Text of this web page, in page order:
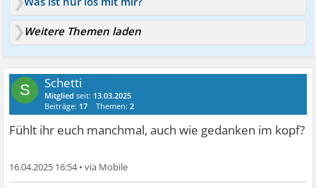
Weitere Themen laden
S Schetti
Mitglied seit: 13.03.2025
Beiträge: 17 Themen:2
Fühlt ihr euch manchmal, auch wie gedanken im kopf?
16.04.2025 16:54•